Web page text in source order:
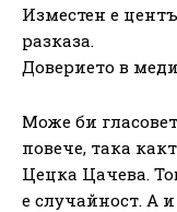
Изместен е
разказа.
Доверието в
Може би
повече, така
Цецка Цачева.
е случайност. А